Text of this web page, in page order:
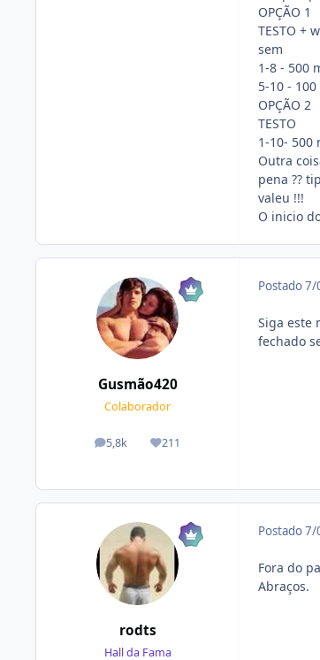
OPÇÃO 1
TESTO +
sem
1-8 - 500
5-10 -
OPÇÃO 2
TESTO
1-10- 500
Outra
pena ??
valeu !!!
O inicio
Gusmão420
Colaborador
5,8k
posts 211
Reputação
Postado7/
Siga este
fechado
rodts
Hall da Fama
Postado7/
Fora do
Abraços.